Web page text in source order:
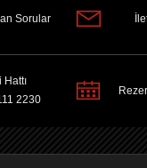
Sorular
Hattı
2230